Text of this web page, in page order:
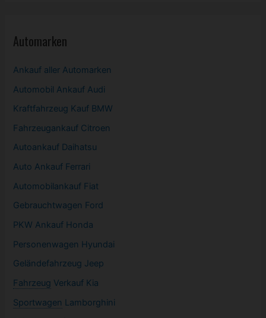
Automarken
Ankauf aller Automarken
Automobil Ankauf Audi
Kraftfahrzeug Kauf BMW
Fahrzeugankauf Citroen
Autoankauf Daihatsu
Auto Ankauf Ferrari
Automobilankauf Fiat
Gebrauchtwagen Ford
PKW Ankauf Honda
Personenwagen Hyundai
Geländefahrzeug Jeep
Fahrzeug Verkauf Kia
Sportwagen Lamborghini